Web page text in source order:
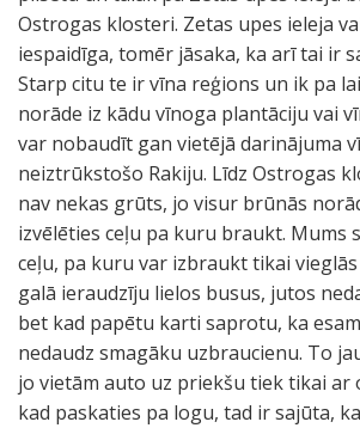
Ostrogas klosteri. Zetas upes ieleja
iespaidīga, tomēr jāsaka, ka arī tai ir
Starp citu te ir vīna reģions un ik pa
norāde iz kādu vīnoga plantāciju vai
var nobaudīt gan vietējā darinājuma
neiztrūkstošo Rakiju. Līdz Ostrogas
nav nekas grūts, jo visur brūnās
izvēlēties ceļu pa kuru braukt. Mums
ceļu, pa kuru var izbraukt tikai
galā ieraudzīju lielos busus, jutos
bet kad papētu karti saprotu, ka
nedaudz smagāku uzbraucienu. To
jo vietām auto uz priekšu tiek tikai
kad paskaties pa logu, tad ir sajūta,